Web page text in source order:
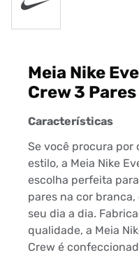
Meia Nike
Crew 3
Características
Se você procura
estilo, a Meia Nike
escolha perfeita
pares na cor
seu dia a dia.
qualidade, a Meia
Crew é